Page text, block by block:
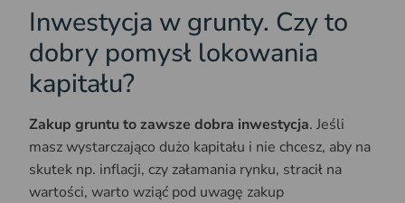
Inwestycja w grunty. Czy to
dobry pomysł lokowania
kapitału?
Zakup gruntu to zawsze dobra inwestycja. Jeśli
masz wystarczająco dużo kapitału i nie chcesz, aby na
skutek np. inflacji, czy załamania rynku, stracił na
wartości, warto wziąć pod uwagę zakup